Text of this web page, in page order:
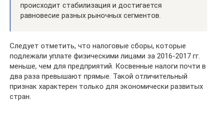
происходит стабилизация и достигается
равновесие разных рыночных сегментов.
Следует отметить, что налоговые сборы, которые
подлежали уплате физическими лицами за 2016-2017 гг.
меньше, чем для предприятий. Косвенные налоги почти в
два раза превышают прямые. Такой отличительный
признак характерен только для экономически развитых
стран.